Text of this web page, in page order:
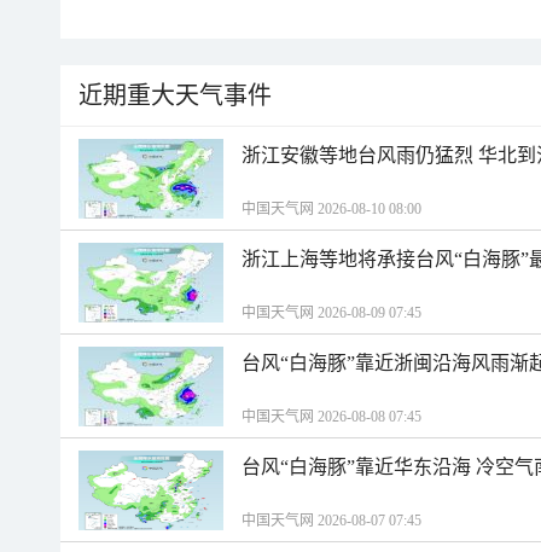
近期重大天气事件
浙江安徽等地台风雨仍猛烈 华北
中国天气网 2026-08-10 08:00
浙江上海等地将承接台风“白海豚”
中国天气网 2026-08-09 07:45
台风“白海豚”靠近浙闽沿海风雨渐
中国天气网 2026-08-08 07:45
台风“白海豚”靠近华东沿海 冷空
中国天气网 2026-08-07 07:45